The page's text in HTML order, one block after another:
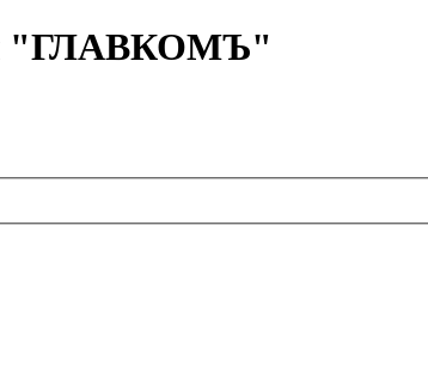
"ГЛАВКОМЪ"